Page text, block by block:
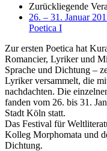
Zurückliegende
26. – 31. Januar
Poetica I
Zur ersten Poetica hat
Romancier, Lyriker und
Sprache und Dichtung –
Lyriker versammelt, die
nachdachten. Die
fanden vom 26. bis 31.
Stadt Köln statt.
Das Festival für
Kolleg Morphomata und
Dichtung.